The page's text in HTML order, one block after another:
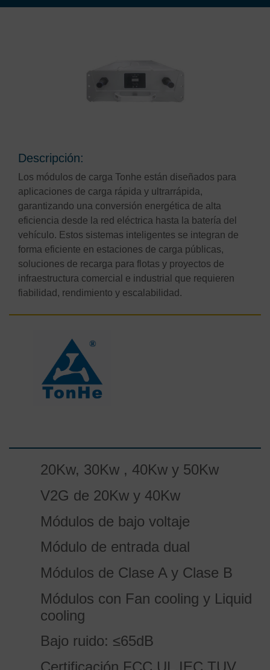
Descripción:
Los módulos de carga Tonhe están diseñados para
aplicaciones de carga rápida y ultrarrápida,
garantizando una conversión energética de alta
eficiencia desde la red eléctrica hasta la batería del
vehículo. Estos sistemas inteligentes se integran de
forma eficiente en estaciones de carga públicas,
soluciones de recarga para flotas y proyectos de
infraestructura comercial e industrial que requieren
fiabilidad, rendimiento y escalabilidad.
20Kw, 30Kw , 40Kw y 50Kw
V2G de 20Kw y 40Kw
Módulos de bajo voltaje
Módulo de entrada dual
Módulos de Clase A y Clase B
Módulos con Fan cooling y Liquid
cooling
Bajo ruido: ≤65dB
Certificación FCC,UL,IEC,TUV